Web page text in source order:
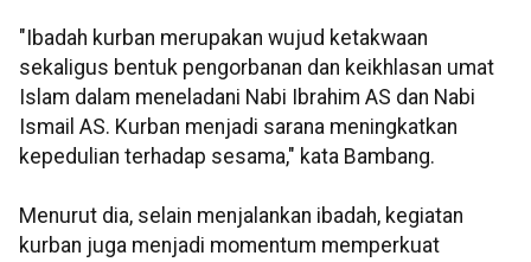
"Ibadah kurban merupakan wujud ketakwaan
sekaligus bentuk pengorbanan dan keikhlasan umat
Islam dalam meneladani Nabi Ibrahim AS dan Nabi
Ismail AS. Kurban menjadi sarana meningkatkan
kepedulian terhadap sesama," kata Bambang.
Menurut dia, selain menjalankan ibadah, kegiatan
kurban juga menjadi momentum memperkuat